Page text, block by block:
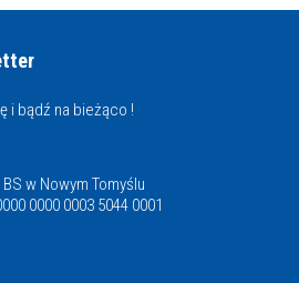
i bądź na bieżąco !
w Nowym Tomyślu
0000 0003 5044 0001